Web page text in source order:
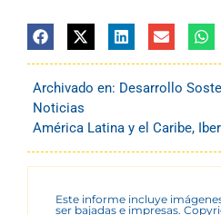
Archivado en: Desarrollo
Noticias
América Latina y el Caribe,
Este informe incluye
ser bajadas e impresas.